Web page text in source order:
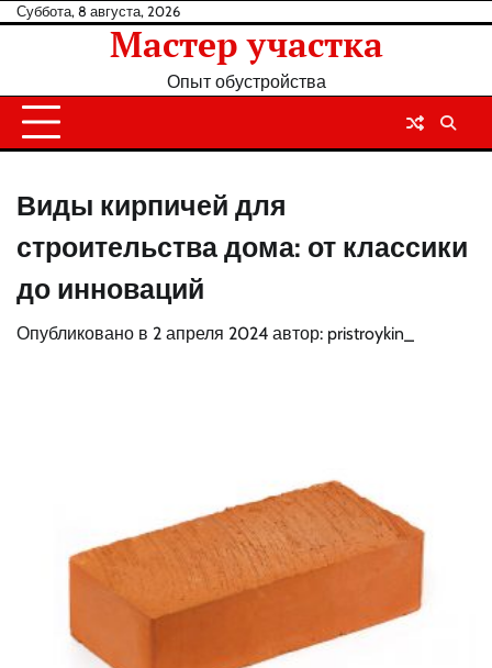
Перейти
Суббота, 8 августа, 2026
Мастер участка
Опыт обустройства
Виды кирпичей для
строительства дома: от классики
до инноваций
Опубликовано в 2 апреля 2024 автор: pristroykin_